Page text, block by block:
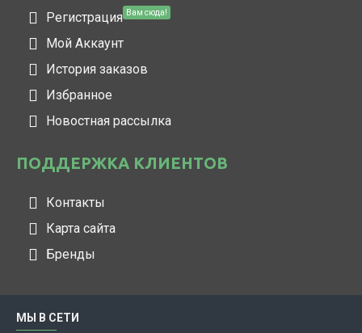
Регистрация Вам сюда!
Мой Аккаунт
История заказов
Избранное
Новостная рассылка
ПОДДЕРЖКА КЛИЕНТОВ
Контакты
Карта сайта
Бренды
МЫ В СЕТИ